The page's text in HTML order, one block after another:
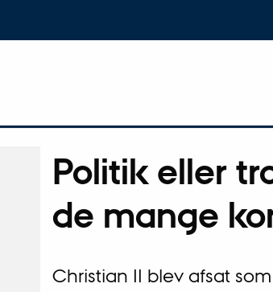
Politik eller
de mange
Christian II blev afsat